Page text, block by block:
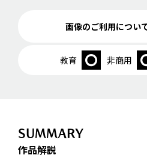
画像のご利用につい
教育 非商用
SUMMARY
作品解説